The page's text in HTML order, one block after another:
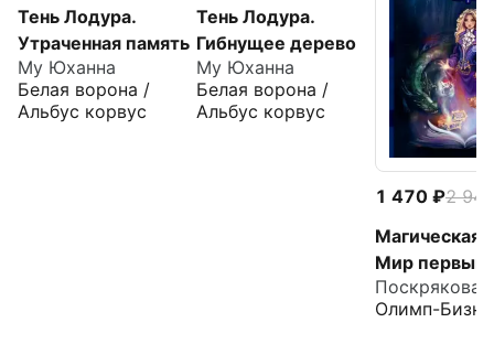
Тень Лодура.
Утраченная память
Му Юханна
Белая ворона /
Альбус корвус
Тень Лодура.
Гибнущее дерево
Му Юханна
Белая ворона /
Альбус корвус
1 470
2 940
Магическая
Мир первый
Поскрякова
Олимп-